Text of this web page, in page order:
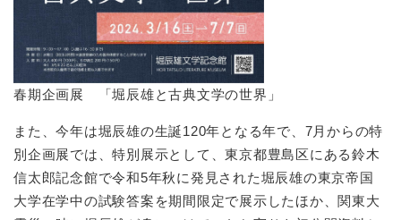
春期企画展 「堀辰雄と古典文学の世界」
また、今年は堀辰雄の生誕120年となる年で、7月からの特
別企画展では、特別展示として、東京都豊島区にある鈴木
信太郎記念館で令和5年秋に発見された堀辰雄の東京帝国
大学在学中の試験答案を期間限定で展示したほか、関東大